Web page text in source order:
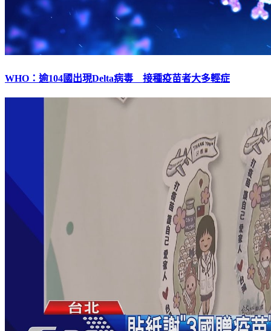
WHO：逾104國出現Delta病毒 接種疫苗者大多輕症